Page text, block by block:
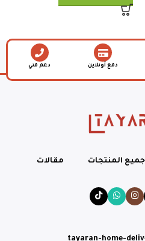
دفع أونلاين دعم فني
جميع المنتجات مقالات